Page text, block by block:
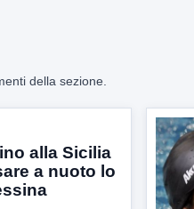
della sezione.
alla Sicilia
a nuoto lo